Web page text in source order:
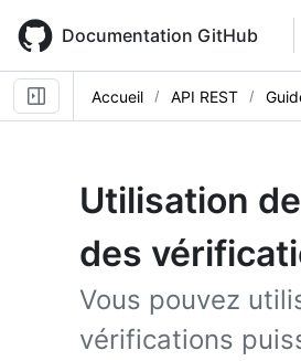
main
content
Documentation GitHub
Accueil API REST
Utilisation
des
Vous pouvez
vérifications